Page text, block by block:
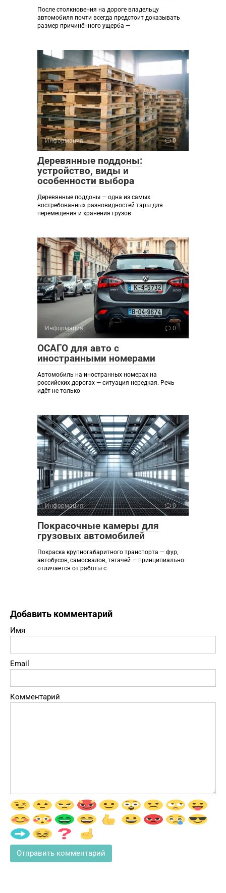
После столкновения на дороге владельцу
автомобиля почти всегда предстоит доказывать
размер причинённого ущерба —
Информация 0
Деревянные поддоны:
устройство, виды и
особенности выбора
Деревянные поддоны — одна из самых
востребованных разновидностей тары для
перемещения и хранения грузов
Информация 0
ОСАГО для авто с
иностранными номерами
Автомобиль на иностранных номерах на
российских дорогах — ситуация нередкая. Речь
идёт не только
Информация 0
Покрасочные камеры для
грузовых автомобилей
Покраска крупногабаритного транспорта — фур,
автобусов, самосвалов, тягачей — принципиально
отличается от работы с
Добавить комментарий
Имя
Email
Комментарий